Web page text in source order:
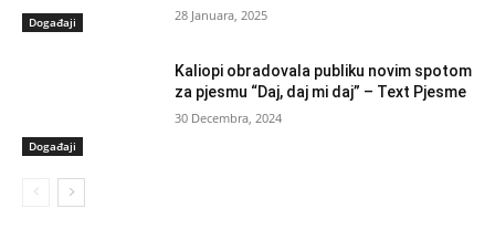
Događaji 28 Januara, 2025
Događaji
Kaliopi obradovala publiku novim spotom
za pjesmu “Daj, daj mi daj” – Text Pjesme
30 Decembra, 2024